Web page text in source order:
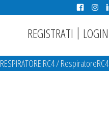
REGISTRATI | LOGIN
RESPIRATORE RC4/RespiratoreRC4